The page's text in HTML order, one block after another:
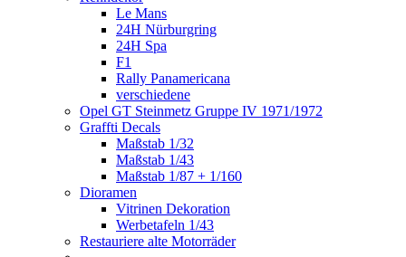
Le Mans
24H Nürburgring
24H Spa
F1
Rally Panamericana
verschiedene
Opel GT Steinmetz Gruppe IV 1971/1972
Graffti Decals
Maßstab 1/32
Maßstab 1/43
Maßstab 1/87 + 1/160
Dioramen
Vitrinen Dekoration
Werbetafeln 1/43
Restauriere alte Motorräder